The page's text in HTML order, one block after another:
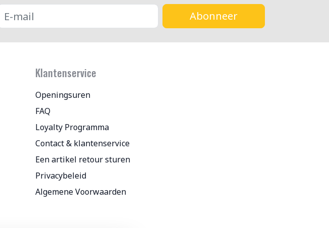
Abonneer
Klantenservice
Openingsuren
FAQ
Loyalty Programma
Contact & klantenservice
Een artikel retour sturen
Privacybeleid
Algemene Voorwaarden